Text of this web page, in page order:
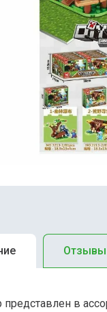
Отзывы
представлен в